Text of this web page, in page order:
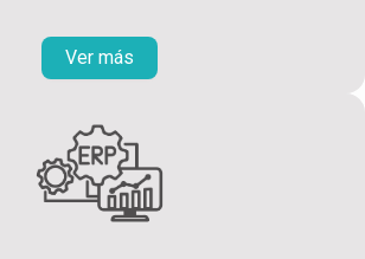
Ver más